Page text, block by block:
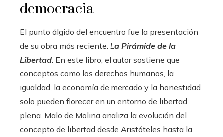
democracia
El punto álgido del encuentro fue la presentación
de su obra más reciente: La Pirámide de la
Libertad . En este libro, el autor sostiene que
conceptos como los derechos humanos, la
igualdad, la economía de mercado y la honestidad
solo pueden florecer en un entorno de libertad
plena. Malo de Molina analiza la evolución del
concepto de libertad desde Aristóteles hasta la